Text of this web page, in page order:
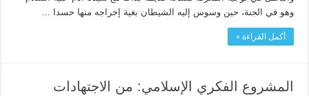
وهو في الجنة، حين وسوس إليه الشيطان بغية إخراجه منها حسدا …
أكمل القراءة »
المشروع الفكري الإسلامي: من الاجتهادات